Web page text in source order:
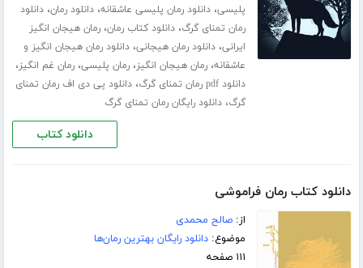
پلیسی،دانلود رمان پلیسی عاشقانه،دانلود رمان،دانلود
رمان تمنای گرگ،دانلود کتاب رمان،رمان هیجان انگیز
ایرانی،دانلود رمان هیجانی،دانلود رمان هیجان انگیز و
عاشقانه،رمان هیجان انگیز،رمان پلیسی،رمان غم انگیز،
دانلود pdf رمان تمنای گرگ ،دانلود پی دی اف رمان تمنای
گرگ،دانلود رایگان رمان تمنای گرگ
دانلود کتاب
دانلود کتاب رمان فراموشی
از:صالح محمدی
موضوع:دانلود رایگان بهترین رمان‌ها
۱۱۱ صفحه